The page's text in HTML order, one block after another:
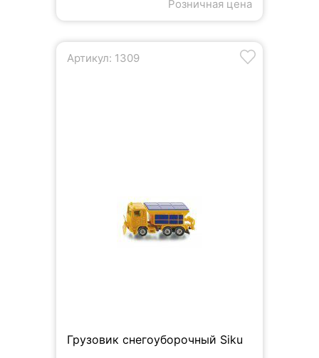
Розничная цена
Артикул: 1309
Грузовик снегоуборочный Siku